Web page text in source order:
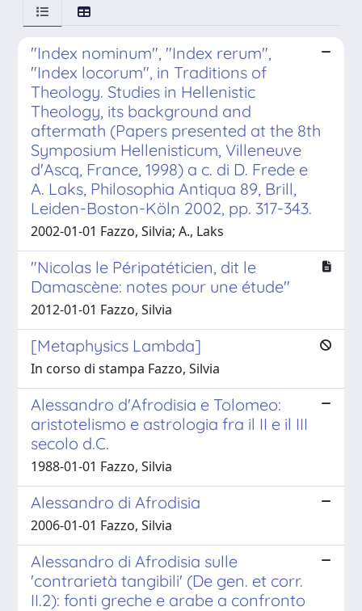
"Index nominum", "Index rerum",
"Index locorum", in Traditions of
Theology. Studies in Hellenistic
Theology, its background and
aftermath (Papers presented at the 8th
Symposium Hellenisticum, Villeneuve
d'Ascq, France, 1998) a c. di D. Frede e
A. Laks, Philosophia Antiqua 89, Brill,
Leiden-Boston-Köln 2002, pp. 317-343.
2002-01-01 Fazzo, Silvia; A., Laks
"Nicolas le Péripatéticien, dit le
Damascène: notes pour une étude"
2012-01-01 Fazzo, Silvia
[Metaphysics Lambda]
In corso di stampa Fazzo, Silvia
Alessandro d'Afrodisia e Tolomeo:
aristotelismo e astrologia fra il II e il III
secolo d.C.
1988-01-01 Fazzo, Silvia
Alessandro di Afrodisia
2006-01-01 Fazzo, Silvia
Alessandro di Afrodisia sulle
'contrarietà tangibili' (De gen. et corr.
II.2): fonti greche e arabe a confronto